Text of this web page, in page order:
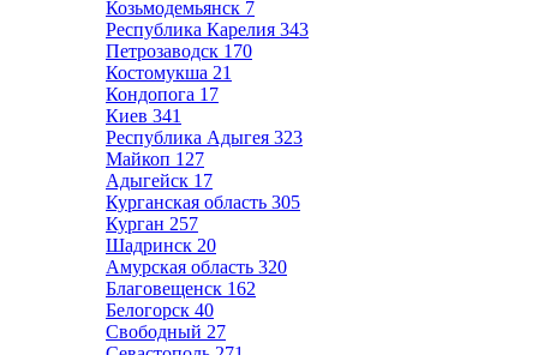
Козьмодемьянск 7
Республика Карелия 343
Петрозаводск 170
Костомукша 21
Кондопога 17
Киев 341
Республика Адыгея 323
Майкоп 127
Адыгейск 17
Курганская область 305
Курган 257
Шадринск 20
Амурская область 320
Благовещенск 162
Белогорск 40
Свободный 27